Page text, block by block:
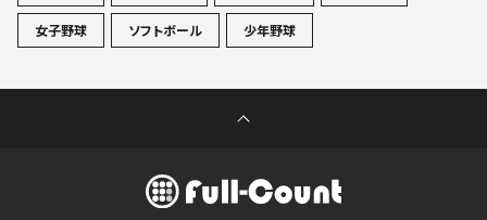
女子野球 ソフトボール 少年野球